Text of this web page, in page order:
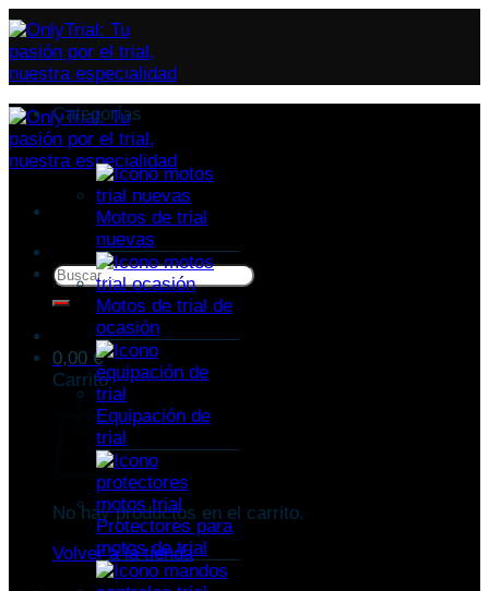
Buscar
por:
0,00 €
Carrito
No hay productos en el carrito.
Volver a la tienda
Categorías
Motos de trial
nuevas
Motos de trial de
ocasión
Equipación de
trial
Protectores para
motos de trial